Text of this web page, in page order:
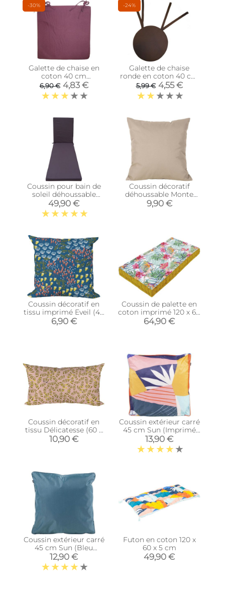
-30%
Galette de chaise en
coton 40 cm
(Aubergine)
6,90 € 4,83 €
-24%
Galette de chaise
ronde en coton 40 cm
(Chocolat)
5,99 € 4,55 €
Coussin pour bain de
soleil déhoussable
Monte Carlo (Ardoise)
49,90 €
Coussin décoratif
déhoussable Monte
Carlo
9,90 €
Coussin décoratif en
tissu imprimé Eveil (40
x 40 cm)
6,90 €
Coussin de palette en
coton imprimé 120 x 60
cm (Seville)
64,90 €
Coussin décoratif en
tissu Délicatesse (60 x
50 cm)
10,90 €
Coussin extérieur carré
45 cm Sun (Imprimé
Papercut)
13,90 €
Coussin extérieur carré
45 cm Sun (Bleu
canard)
12,90 €
Futon en coton 120 x
60 x 5 cm
49,90 €